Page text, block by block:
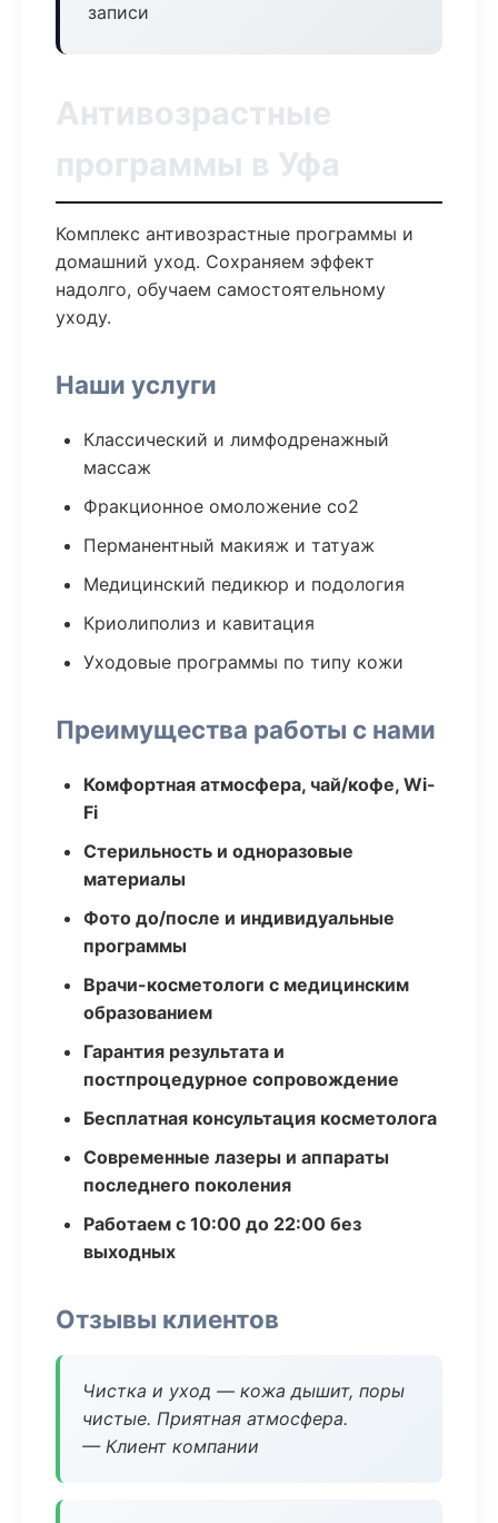
записи
Антивозрастные
программы в Уфа
Комплекс антивозрастные программы и
домашний уход. Сохраняем эффект
надолго, обучаем самостоятельному
уходу.
Наши услуги
Классический и лимфодренажный
массаж
Фракционное омоложение co2
Перманентный макияж и татуаж
Медицинский педикюр и подология
Криолиполиз и кавитация
Уходовые программы по типу кожи
Преимущества работы с нами
Комфортная атмосфера, чай/кофе, Wi-
Fi
Стерильность и одноразовые
материалы
Фото до/после и индивидуальные
программы
Врачи-косметологи с медицинским
образованием
Гарантия результата и
постпроцедурное сопровождение
Бесплатная консультация косметолога
Современные лазеры и аппараты
последнего поколения
Работаем с 10:00 до 22:00 без
выходных
Отзывы клиентов
Чистка и уход — кожа дышит, поры
чистые. Приятная атмосфера.
— Клиент компании